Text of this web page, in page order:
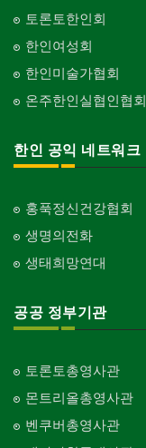
토론토한인회
한인여성회
한인미술가협회
온주한인실협인협회
한인 공익 네트워크
홍푹정신건강협회
생명의전화
생태희망연대
공공 정부기관
토론토총영사관
몬트리올총영사관
벤쿠버총영사관